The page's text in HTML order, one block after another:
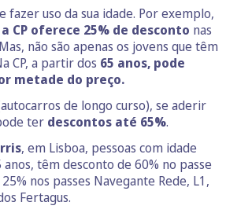
fazer uso da sua idade. Por exemplo,
CP oferece 25% de desconto nas
não são apenas os jovens que têm
CP, a partir dos 65 anos, pode
metade do preço.
de longo curso), se aderir
ter descontos até 65%.
, em Lisboa, pessoas com idade
têm desconto de 60% no passe
nos passes Navegante Rede, L1,
Fertagus.